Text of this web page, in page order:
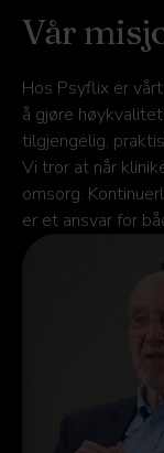
Vår
Hos Psyflix er
å gjøre
tilgjengelig,
Vi tror at når
omsorg.
er et ansvar for